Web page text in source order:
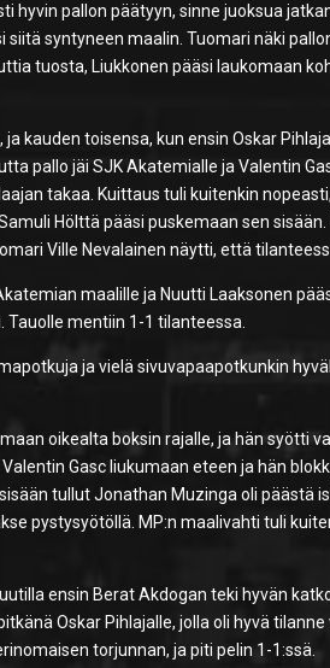
hyvin pallon päätyyn, sinne juoksua
syntyneen maalin. Tuomari näki
tuosta, Liukkonen pääsi laukomaan
kauden toisensa, kun ensin Oskar
pallo jäi SJK Akatemialle ja Valentin
takaa. Kuittaus tuli kuitenkin
Hölttä pääsi puskemaan sen
Ville Nevalainen näytti, että
maalille ja Nuutti Laaksonen
mentiin 1-1 tilanteessa.
ja vielä sivuvapaapotkunkin
oikealta boksin rajalle, ja hän syötti
Gasc liukumaan eteen ja hän
tullut Jonathan Muzinga oli päästä
pystysyötöllä. MP:n maalivahti tuli
ensin Berat Akdogan teki hyvän
Oskar Pihlajalle, jolla oli hyvä
torjunnan, ja piti pelin 1-1:ssä.